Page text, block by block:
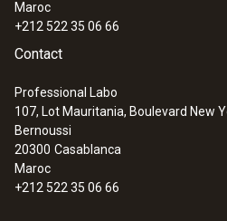
Maroc
+212 522 35 06 66
Contact
Professional Labo
107, Lot Mauritania, Boulevard New
Bernoussi
20300 Casablanca
Maroc
+212 522 35 06 66